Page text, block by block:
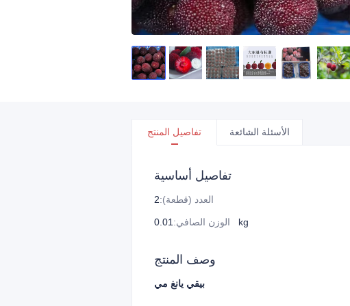
تفاصيل المنتج الأسئلة الشائعة
تفاصيل أساسية
العدد (قطعة):
2
الوزن الصافي: 0.01 kg
وصف المنتج
بيقي يانغ مي